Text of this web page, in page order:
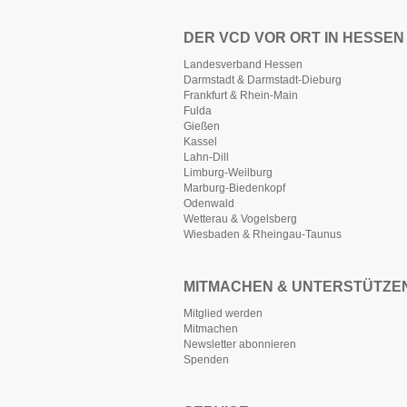
DER VCD VOR ORT IN HESSEN
Landesverband Hessen
Darmstadt & Darmstadt-Dieburg
Frankfurt & Rhein-Main
Fulda
Gießen
Kassel
Lahn-Dill
Limburg-Weilburg
Marburg-Biedenkopf
Odenwald
Wetterau & Vogelsberg
Wiesbaden & Rheingau-Taunus
MITMACHEN &
Mitglied werden
Mitmachen
Newsletter abonnieren
Spenden